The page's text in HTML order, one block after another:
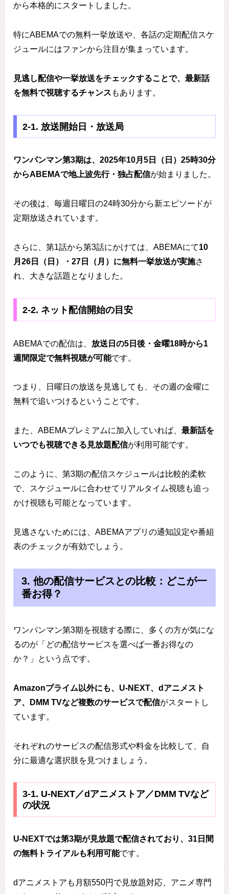
から本格的にスタートしました。
特にABEMAでの無料一挙放送や、各話の定期配信スケ
ジュールにはファンから注目が集まっています。
見逃し配信や一挙放送をチェックすることで、最新話
を無料で視聴するチャンス もあります。
2‑1. 放送開始日・放送局
ワンパンマン第3期は、2025年10月5日（日）25時30分
からABEMAで地上波先行・独占配信が始まりました。
その後は、毎週日曜日の24時30分から新エピソードが
定期放送されています。
さらに、第1話から第3話にかけては、ABEMAにて10
月26日（日）・27日（月）に無料一挙放送が実施さ
れ、大きな話題となりました。
2‑2. ネット配信開始の目安
ABEMAでの配信は、 放送日の5日後・金曜18時から1
週間限定で無料視聴が可能です。
つまり、日曜日の放送を見逃しても、その週の金曜に
無料で追いつけるということです。
また、ABEMAプレミアムに加入していれば、 最新話を
いつでも視聴できる見放題配信が利用可能です。
このように、第3期の配信スケジュールは比較的柔軟
で、スケジュールに合わせてリアルタイム視聴も追っ
かけ視聴も可能となっています。
見逃さないためには、ABEMAアプリの通知設定や番組
表のチェックが有効でしょう。
3. 他の配信サービスとの比較：どこが一
番お得？
ワンパンマン第3期を視聴する際に、多くの方が気にな
るのが「どの配信サービスを選べば一番お得なの
か？」という点です。
Amazonプライム以外にも、U-NEXT、dアニメスト
ア、DMM TVなど複数のサービスで配信がスタートし
ています。
それぞれのサービスの配信形式や料金を比較して、自
分に最適な選択肢を見つけましょう。
3‑1. U‑NEXT／dアニメストア／DMM TVなど
の状況
U-NEXTでは第3期が見放題で配信されており、31日間
の無料トライアルも利用可能です。
dアニメストアも月額550円で見放題対応、アニメ専門